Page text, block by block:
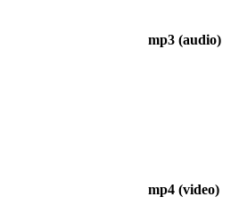
mp3 (audio)
mp4 (video)